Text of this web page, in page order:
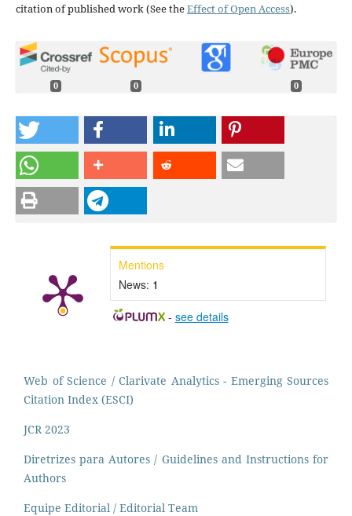
citation of published work (See theEffect of Open Access).
0 0 0
Mentions
News: 1
- see details
Web of Science / Clarivate Analytics - Emerging Sources
Citation Index (ESCI)
JCR 2023
Diretrizes para Autores / Guidelines and Instructions for
Authors
Equipe Editorial / Editorial Team